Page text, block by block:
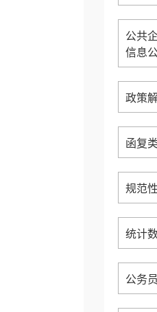
公共
信息
政策
函复
规范
统计
公务